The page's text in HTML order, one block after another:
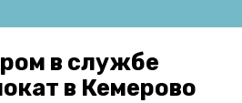
в службе
в Кемерово